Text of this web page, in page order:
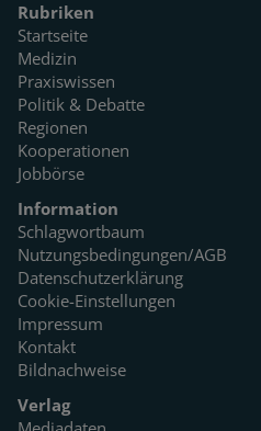
Rubriken
Startseite
Medizin
Praxiswissen
Politik & Debatte
Regionen
Kooperationen
Jobbörse
Information
Schlagwortbaum
Nutzungsbedingungen/AGB
Datenschutzerklärung
Cookie-Einstellungen
Impressum
Kontakt
Bildnachweise
Verlag